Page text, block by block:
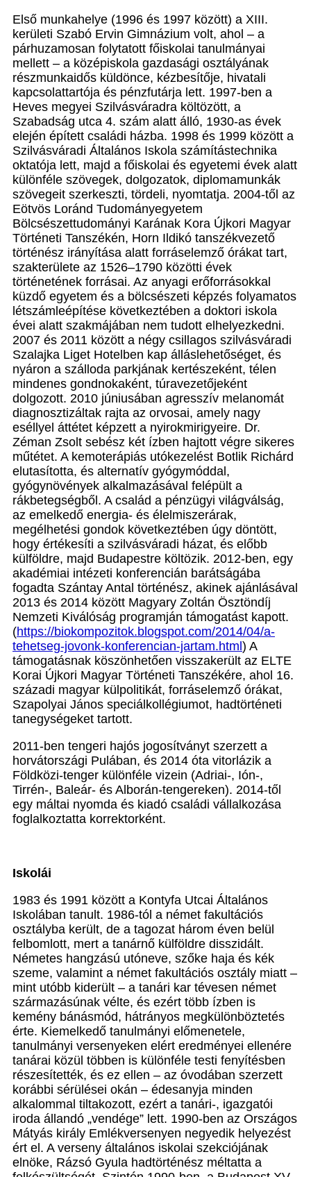
Első munkahelye (1996 és 1997 között) a XIII.
kerületi Szabó Ervin Gimnázium volt, ahol – a
párhuzamosan folytatott főiskolai tanulmányai
mellett – a középiskola gazdasági osztályának
részmunkaidős küldönce, kézbesítője, hivatali
kapcsolattartója és pénzfutárja lett. 1997-ben a
Heves megyei Szilvásváradra költözött, a
Szabadság utca 4. szám alatt álló, 1930-as évek
elején épített családi házba. 1998 és 1999 között a
Szilvásváradi Általános Iskola számítástechnika
oktatója lett, majd a főiskolai és egyetemi évek alatt
különféle szövegek, dolgozatok, diplomamunkák
szövegeit szerkeszti, tördeli, nyomtatja. 2004-től az
Eötvös Loránd Tudományegyetem
Bölcsészettudományi Karának Kora Újkori Magyar
Történeti Tanszékén, Horn Ildikó tanszékvezető
történész irányítása alatt forráselemző órákat tart,
szakterülete az 1526–1790 közötti évek
történetének forrásai. Az anyagi erőforrásokkal
küzdő egyetem és a bölcsészeti képzés folyamatos
létszámleépítése következtében a doktori iskola
évei alatt szakmájában nem tudott elhelyezkedni.
2007 és 2011 között a négy csillagos szilvásváradi
Szalajka Liget Hotelben kap álláslehetőséget, és
nyáron a szálloda parkjának kertészeként, télen
mindenes gondnokaként, túravezetőjeként
dolgozott. 2010 júniusában agresszív melanomát
diagnosztizáltak rajta az orvosai, amely nagy
eséllyel áttétet képzett a nyirokmirigyeire. Dr.
Zéman Zsolt sebész két ízben hajtott végre sikeres
műtétet. A kemoterápiás utókezelést Botlik Richárd
elutasította, és alternatív gyógymóddal,
gyógynövények alkalmazásával felépült a
rákbetegségből. A család a pénzügyi világválság,
az emelkedő energia- és élelmiszerárak,
megélhetési gondok következtében úgy döntött,
hogy értékesíti a szilvásváradi házat, és előbb
külföldre, majd Budapestre költözik. 2012-ben, egy
akadémiai intézeti konferencián barátságába
fogadta Szántay Antal történész, akinek ajánlásával
2013 és 2014 között Magyary Zoltán Ösztöndíj
Nemzeti Kiválóság programján támogatást kapott.
(https://biokompozitok.blogspot.com/2014/04/a-
tehetseg-jovonk-konferencian-jartam.html ) A
támogatásnak köszönhetően visszakerült az ELTE
Korai Újkori Magyar Történeti Tanszékére, ahol 16.
századi magyar külpolitikát, forráselemző órákat,
Szapolyai János speciálkollégiumot, hadtörténeti
tanegységeket tartott.
2011-ben tengeri hajós jogosítványt szerzett a
horvátországi Pulában, és 2014 óta vitorlázik a
Földközi-tenger különféle vizein (Adriai-, Ión-,
Tirrén-, Baleár- és Alborán-tengereken). 2014-től
egy máltai nyomda és kiadó családi vállalkozása
foglalkoztatta korrektorként.
Iskolái
1983 és 1991 között a Kontyfa Utcai Általános
Iskolában tanult. 1986-tól a német fakultációs
osztályba került, de a tagozat három éven belül
felbomlott, mert a tanárnő külföldre disszidált.
Németes hangzású utóneve, szőke haja és kék
szeme, valamint a német fakultációs osztály miatt –
mint utóbb kiderült – a tanári kar tévesen német
származásúnak vélte, és ezért több ízben is
kemény bánásmód, hátrányos megkülönböztetés
érte. Kiemelkedő tanulmányi előmenetele,
tanulmányi versenyeken elért eredményei ellenére
tanárai közül többen is különféle testi fenyítésben
részesítették, és ez ellen – az óvodában szerzett
korábbi sérülései okán – édesanyja minden
alkalommal tiltakozott, ezért a tanári-, igazgatói
iroda állandó „vendége” lett. 1990-ben az Országos
Mátyás király Emlékversenyen negyedik helyezést
ért el. A verseny általános iskolai szekciójának
elnöke, Rázsó Gyula hadtörténész méltatta a